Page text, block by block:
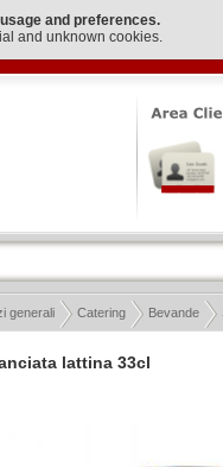
and preferences.
and unknown cookies.
lattina 33cl
generali Catering Bevande